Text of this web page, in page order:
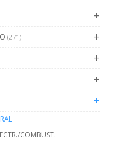
(271)
COMBUST.